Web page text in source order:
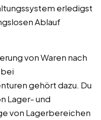
erledigst
Ablauf
von Waren nach
gehört dazu. Du
Lager- und
von Lagerbereichen